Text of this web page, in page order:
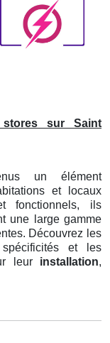
sur Saint
un élément
et locaux
fonctionnels, ils
une large gamme
Découvrez les
et les
leur installation,